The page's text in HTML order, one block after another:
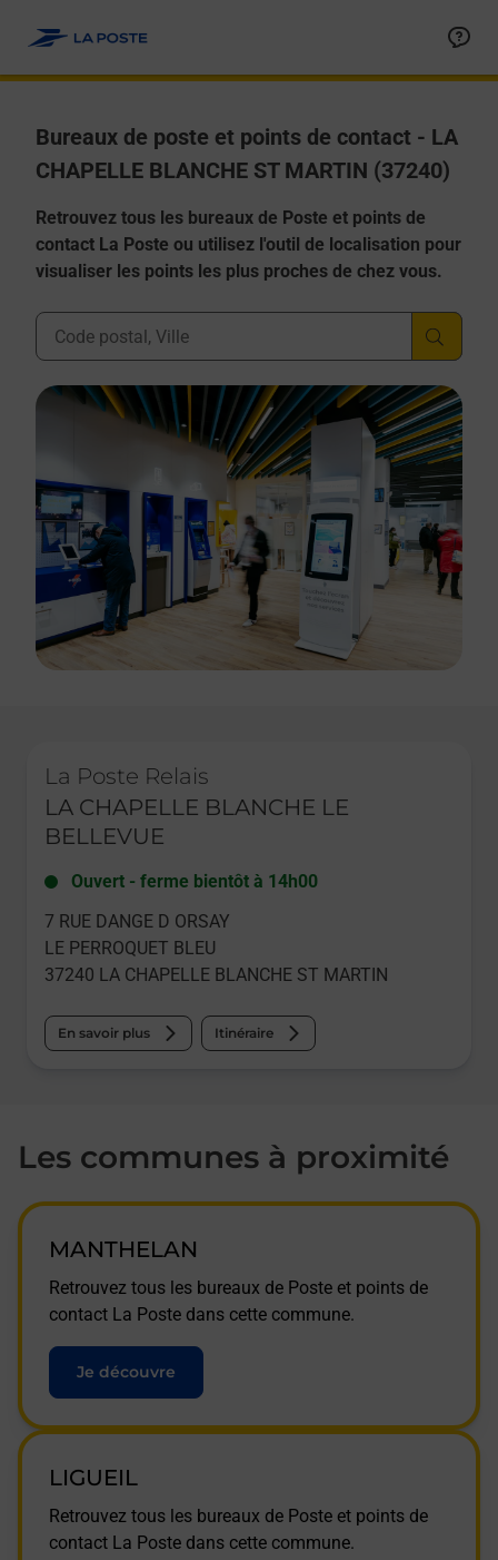
Bureaux de poste et points de contact - LA
CHAPELLE BLANCHE ST MARTIN (37240)
Retrouvez tous les bureaux de Poste et points de
contact La Poste ou utilisez l'outil de localisation pour
visualiser les points les plus proches de chez vous.
Ville, Département, Code Postal
La Poste Relais
LA CHAPELLE BLANCHE LE
BELLEVUE
Ouvert - ferme bientôt à 14h00
7 RUE DANGE D ORSAY
LE PERROQUET BLEU
37240 LA CHAPELLE BLANCHE ST MARTIN
En savoir plus Itinéraire
Les communes à proximité
MANTHELAN
Retrouvez tous les bureaux de Poste et points de
contact La Poste dans cette commune.
Je découvre
LIGUEIL
Retrouvez tous les bureaux de Poste et points de
contact La Poste dans cette commune.